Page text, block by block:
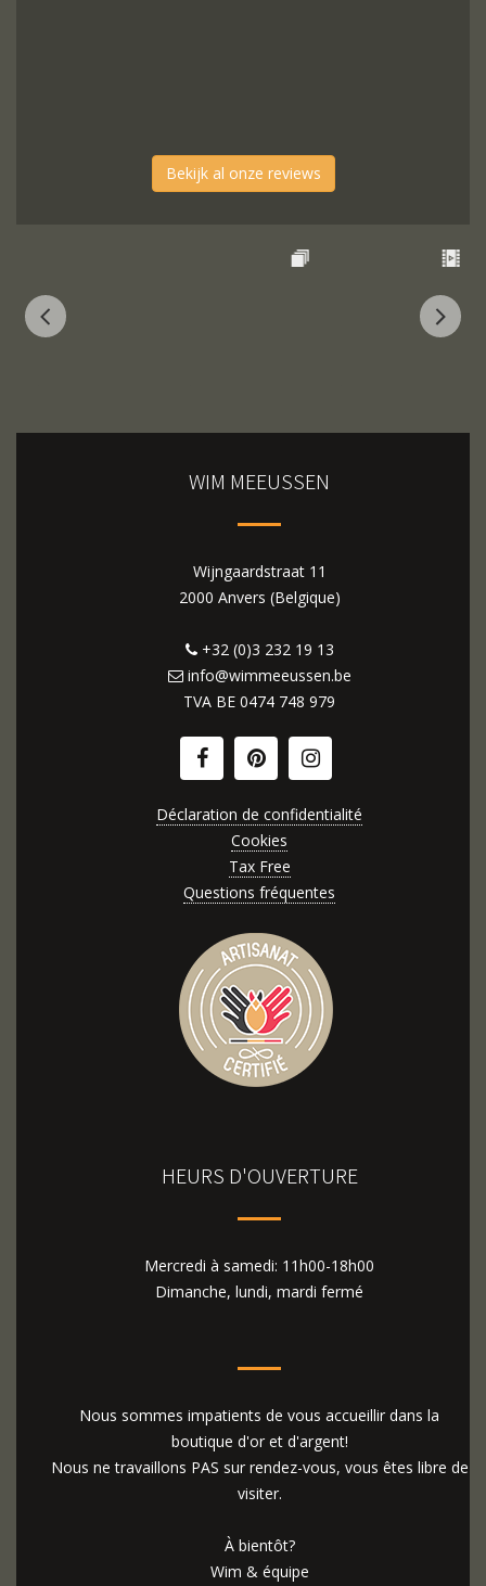
Bekijk al onze reviews
WIM MEEUSSEN
Wijngaardstraat 11
2000 Anvers (Belgique)
+32 (0)3 232 19 13
info@wimmeeussen.be
TVA BE 0474 748 979
Déclaration de confidentialité
Cookies
Tax Free
Questions fréquentes
HEURS D'OUVERTURE
Mercredi à samedi: 11h00-18h00
Dimanche, lundi, mardi fermé
Nous sommes impatients de vous accueillir dans la
boutique d'or et d'argent!
Nous ne travaillons PAS sur rendez-vous, vous êtes libre de
visiter.
À bientôt?
Wim & équipe